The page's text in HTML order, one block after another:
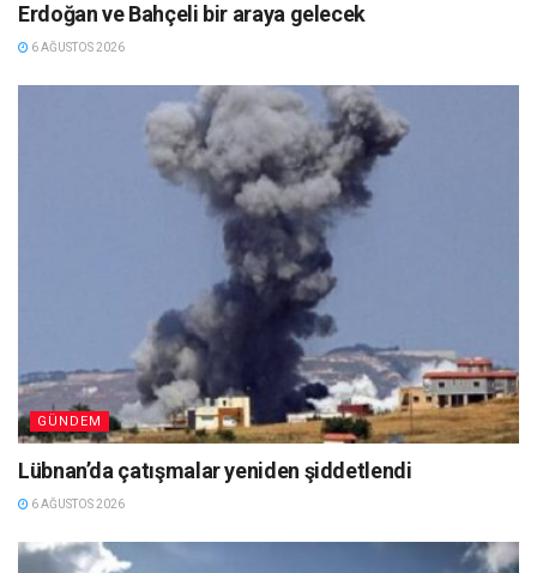
Erdoğan ve Bahçeli bir araya gelecek
6 AĞUSTOS 2026
GÜNDEM
Lübnan’da çatışmalar yeniden şiddetlendi
6 AĞUSTOS 2026